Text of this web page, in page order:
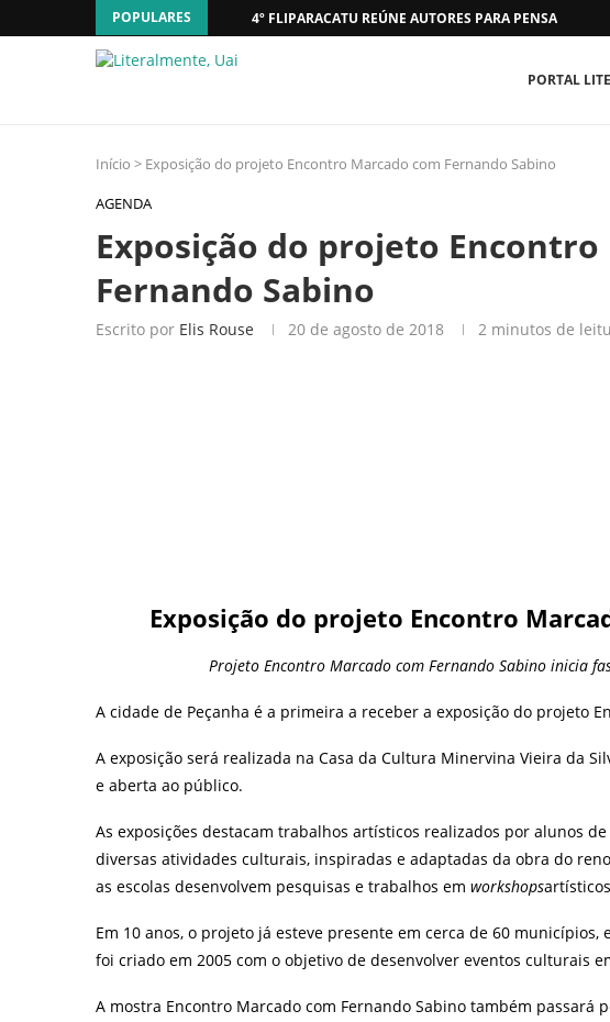
POPULARES 4º FLIPARACATU REÚNE AUTORES PARA PENSAR O
PORTAL
Início > Exposição do projeto Encontro Marcado com Fernando Sabino
AGENDA
Exposição do projeto
Fernando Sabino
Escrito por Elis Rouse 20 de agosto de 2018 2 minutos de
Exposição do projeto Encontro
Projeto Encontro Marcado com Fernando Sabino inicia
A cidade de Peçanha é a primeira a receber a exposição do projeto
A exposição será realizada na Casa da Cultura Minervina Vieira da
e aberta ao público.
As exposições destacam trabalhos artísticos realizados por alunos
diversas atividades culturais, inspiradas e adaptadas da obra do
as escolas desenvolvem pesquisas e trabalhos em workshops
Em 10 anos, o projeto já esteve presente em cerca de 60
foi criado em 2005 com o objetivo de desenvolver eventos culturais
A mostra Encontro Marcado com Fernando Sabino também passará